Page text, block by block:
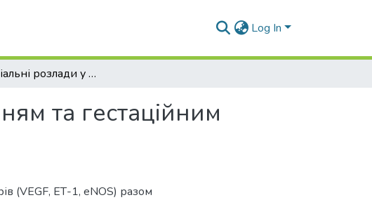
Log In
Ендотеліальні розлади у вагітних з ожирінням та гестаційним цукровим діабетом
та гестаційним
(VEGF, ЕТ-1, eNOS) разом